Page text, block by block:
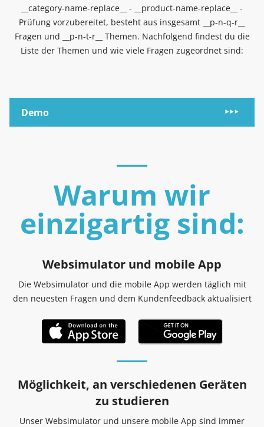
Warum wir
einzigartig sind:
Websimulator und mobile App
Die Websimulator und die mobile App werden täglich mit
den neuesten Fragen und dem Kundenfeedback aktualisiert
Möglichkeit, an verschiedenen Geräten
zu studieren
Unser Websimulator und unsere mobile App sind immer
__category-name-replace__ - __product-name-replace__ -
Prüfung vorzubereitet, besteht aus insgesamt __p-n-q-r__
Fragen und __p-n-t-r__ Themen. Nachfolgend findest du die
Liste der Themen und wie viele Fragen zugeordnet sind:
Demo